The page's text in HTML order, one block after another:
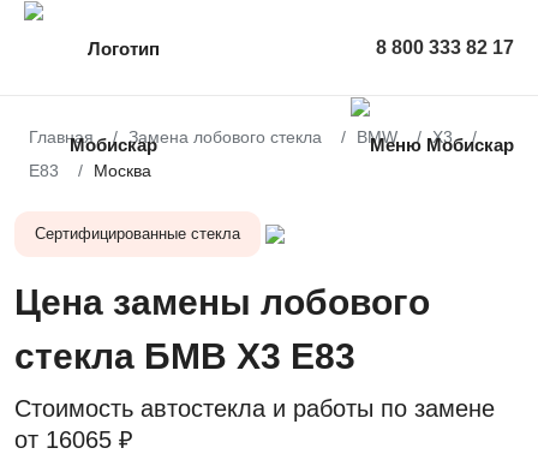
8 800 333 82 17
Главная Замена лобового стекла BMW
X3
E83
Москва
Сертифицированные стекла
Цена замены лобового
стекла БМВ X3 E83
Стоимость автостекла и работы по замене
от 16065 ₽